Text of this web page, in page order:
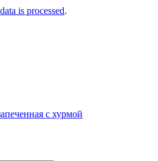
is processed.
с хурмой